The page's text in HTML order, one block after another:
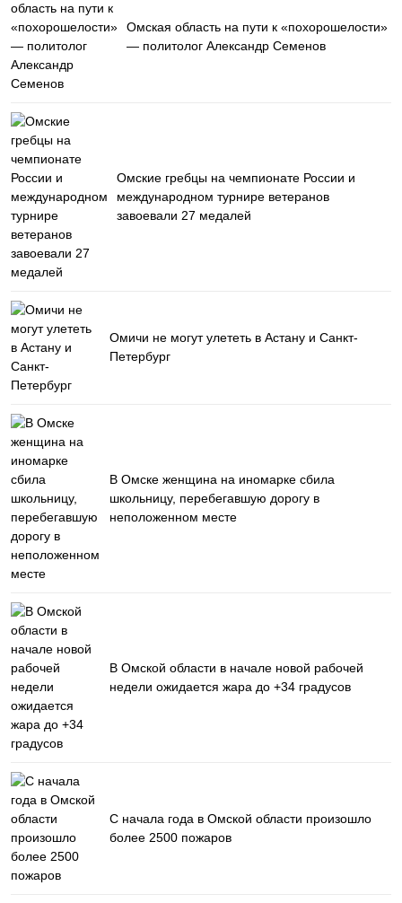
Омская область на пути к «похорошелости»
— политолог Александр Семенов
Омские гребцы на чемпионате России и
международном турнире ветеранов
завоевали 27 медалей
Омичи не могут улететь в Астану и Санкт-
Петербург
В Омске женщина на иномарке сбила
школьницу, перебегавшую дорогу в
неположенном месте
В Омской области в начале новой рабочей
недели ожидается жара до +34 градусов
С начала года в Омской области произошло
более 2500 пожаров